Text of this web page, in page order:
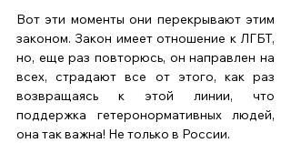
Вот эти моменты они перекрывают этим
законом. Закон имеет отношение к ЛГБТ,
но, еще раз повторюсь, он направлен на
всех, страдают все от этого, как раз
возвращаясь к этой линии, что
поддержка гетеронормативных людей,
она так важна! Не только в России.